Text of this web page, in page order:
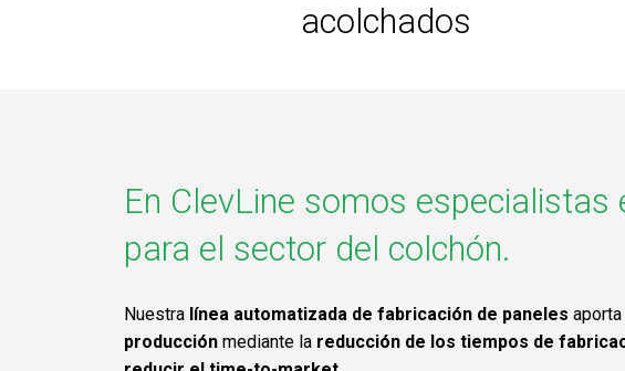
acolchados
En ClevLine somos
para el sector del colchón.
Nuestra línea automatizada de fabricación de paneles aporta
producción mediante la reducción de los tiempos de